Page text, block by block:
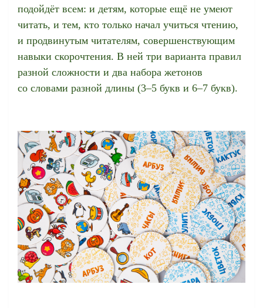
подойдёт всем: и детям, которые ещё не умеют
читать, и тем, кто только начал учиться чтению,
и продвинутым читателям, совершенствующим
навыки скорочтения. В ней три варианта правил
разной сложности и два набора жетонов
со словами разной длины (3–5 букв и 6–7 букв).